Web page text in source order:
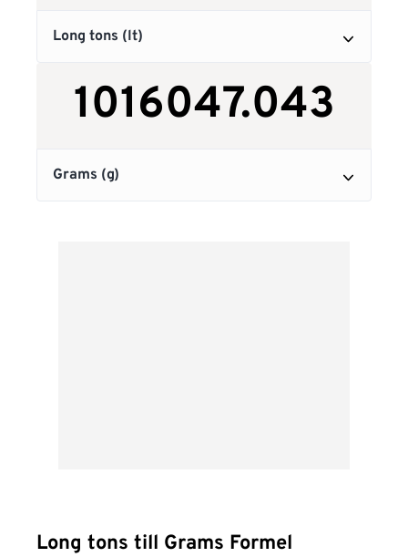
Long tons till Grams Formel